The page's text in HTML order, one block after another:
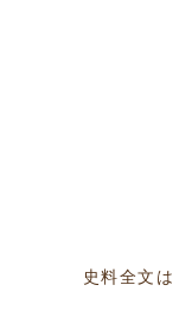
史料全文